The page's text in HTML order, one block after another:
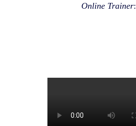
Online Trainer: